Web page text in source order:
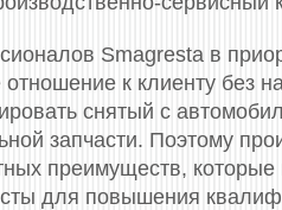
Smagresta в
отношение к клиенту без
снятый с
запчасти. Поэтому
преимуществ,
для повышения